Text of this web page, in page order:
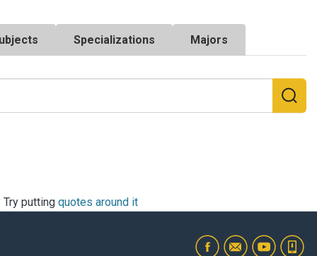
Specializations Majors
putting quotes around it